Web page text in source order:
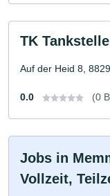
TK
Auf der Heid 8,
0.0 (0
Jobs in
Vollzeit,